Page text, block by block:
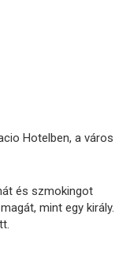
Hotelben, a város
és szmokingot
mint egy király.